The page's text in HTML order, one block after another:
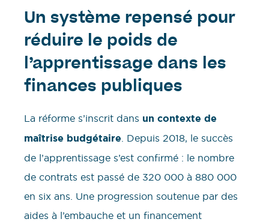
Un système repensé pour
réduire le poids de
l’apprentissage dans les
finances publiques
La réforme s’inscrit dans un contexte de
maîtrise budgétaire . Depuis 2018, le succès
de l’apprentissage s’est confirmé : le nombre
de contrats est passé de 320 000 à 880 000
en six ans. Une progression soutenue par des
aides à l’embauche et un financement